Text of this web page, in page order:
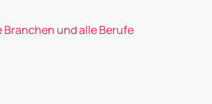
Branchen und alle Berufe